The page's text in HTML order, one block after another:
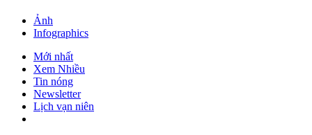
Ảnh
Infographics
Mới nhất
Xem Nhiều
Tin nóng
Newsletter
Lịch vạn niên